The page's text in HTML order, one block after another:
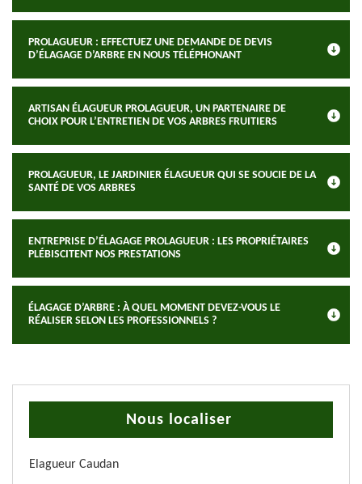
PROLAGUEUR : EFFECTUEZ UNE DEMANDE DE DEVIS
D’ÉLAGAGE D’ARBRE EN NOUS TÉLÉPHONANT
ARTISAN ÉLAGUEUR PROLAGUEUR, UN PARTENAIRE DE
CHOIX POUR L’ENTRETIEN DE VOS ARBRES FRUITIERS
PROLAGUEUR, LE JARDINIER ÉLAGUEUR QUI SE SOUCIE DE LA
SANTÉ DE VOS ARBRES
ENTREPRISE D’ÉLAGAGE PROLAGUEUR : LES PROPRIÉTAIRES
PLÉBISCITENT NOS PRESTATIONS
ÉLAGAGE D’ARBRE : À QUEL MOMENT DEVEZ-VOUS LE
RÉALISER SELON LES PROFESSIONNELS ?
Nous localiser
Elagueur Caudan